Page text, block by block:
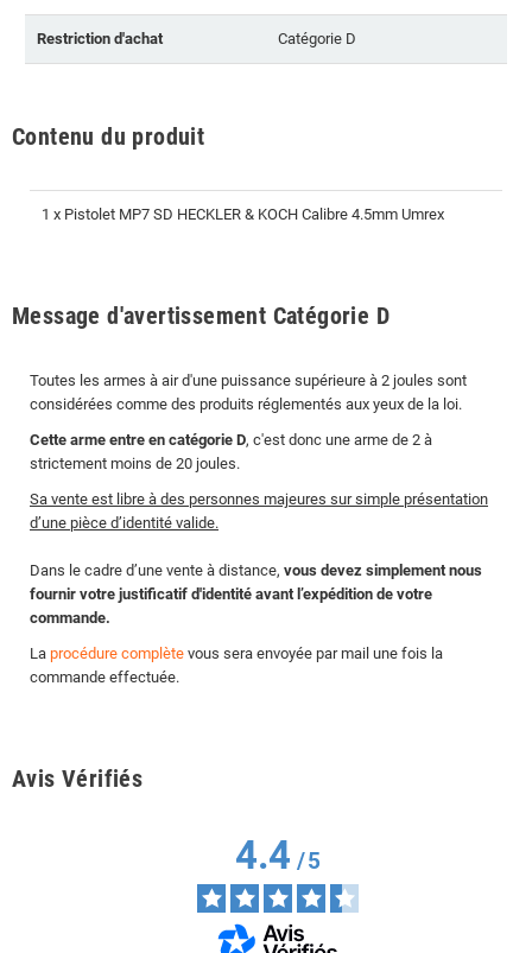
Restriction d'achat Catégorie D
Contenu du produit
1 x Pistolet MP7 SD HECKLER & KOCH Calibre 4.5mm Umrex
Message d'avertissement Catégorie D
Toutes les armes à air d'une puissance supérieure à 2 joules sont
considérées comme des produits réglementés aux yeux de la loi.
Cette arme entre en catégorie D, c'est donc une arme de 2 à
strictement moins de 20 joules.
Sa vente est libre à des personnes majeures sur simple présentation
d’une pièce d’identité valide.
Dans le cadre d’une vente à distance, vous devez simplement nous
fournir votre justificatif d'identité avant l’expédition de votre
commande.
La procédure complète vous sera envoyée par mail une fois la
commande effectuée.
Avis Vérifiés
4.4/5